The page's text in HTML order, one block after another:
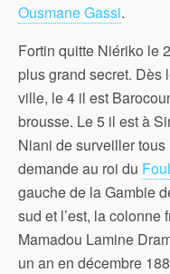
Ousmane Gassi.
Fortin quitte Niériko le
plus grand secret. Dès
ville, le 4 il est
brousse. Le 5 il est à
Niani de surveiller tous
demande au roi du
gauche de la Gambie
sud et l’est, la
Mamadou Lamine
un an en décembre